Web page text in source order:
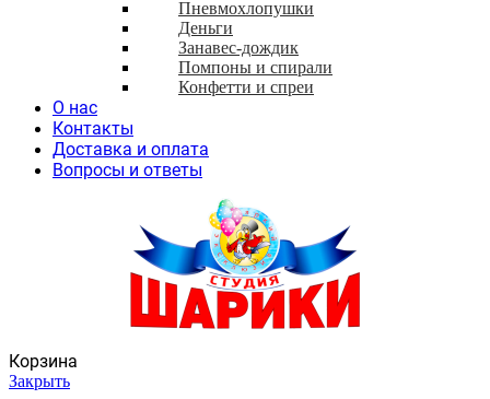
Пневмохлопушки
Деньги
Занавес-дождик
Помпоны и спирали
Конфетти и спреи
О нас
Контакты
Доставка и оплата
Вопросы и ответы
Корзина
Закрыть